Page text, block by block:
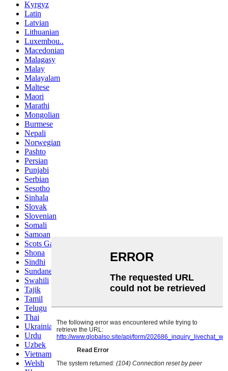
Kyrgyz
Latin
Latvian
Lithuanian
Luxembou..
Macedonian
Malagasy
Malay
Malayalam
Maltese
Maori
Marathi
Mongolian
Burmese
Nepali
Norwegian
Pashto
Persian
Punjabi
Serbian
Sesotho
Sinhala
Slovak
Slovenian
Somali
Samoan
Scots Gaelic
Shona
Sindhi
Sundanese
Swahili
Tajik
Tamil
Telugu
Thai
Ukrainian
Urdu
Uzbek
Vietnamese
Welsh